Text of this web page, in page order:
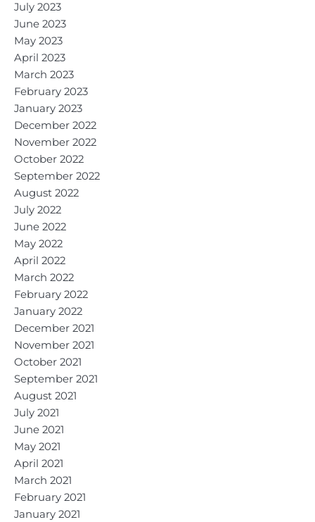
July 2023
June 2023
May 2023
April 2023
March 2023
February 2023
January 2023
December 2022
November 2022
October 2022
September 2022
August 2022
July 2022
June 2022
May 2022
April 2022
March 2022
February 2022
January 2022
December 2021
November 2021
October 2021
September 2021
August 2021
July 2021
June 2021
May 2021
April 2021
March 2021
February 2021
January 2021